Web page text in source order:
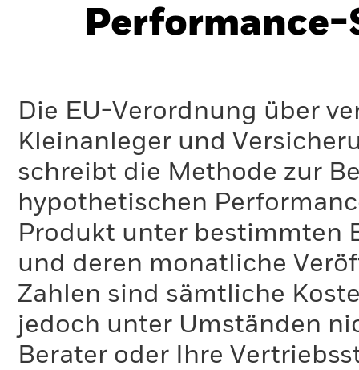
Performance-
Die EU-Verordnung über
Kleinanleger und
schreibt die Methode zur
hypothetischen
Produkt unter bestimmten
und deren monatliche
Zahlen sind sämtliche
jedoch unter Umständen
Berater oder Ihre